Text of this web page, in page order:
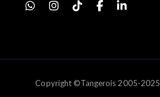
Copyright ©Tangerois 2005-